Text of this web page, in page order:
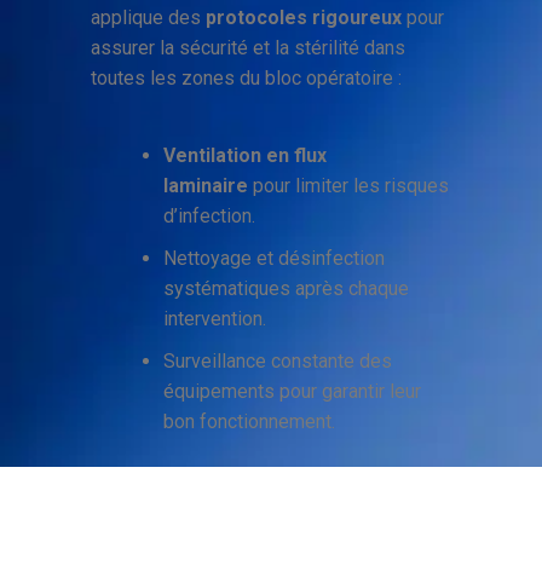
applique des protocoles rigoureux pour
assurer la sécurité et la stérilité dans
toutes les zones du bloc opératoire :
Ventilation en flux
laminaire pour limiter les risques
d’infection.
Nettoyage et désinfection
systématiques après chaque
intervention.
Surveillance constante des
équipements pour garantir leur
bon fonctionnement.